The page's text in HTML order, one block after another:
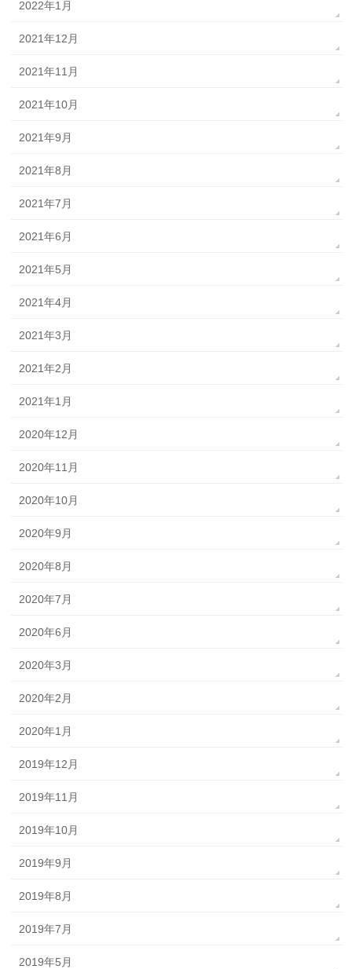
2022年1月
2021年12月
2021年11月
2021年10月
2021年9月
2021年8月
2021年7月
2021年6月
2021年5月
2021年4月
2021年3月
2021年2月
2021年1月
2020年12月
2020年11月
2020年10月
2020年9月
2020年8月
2020年7月
2020年6月
2020年3月
2020年2月
2020年1月
2019年12月
2019年11月
2019年10月
2019年9月
2019年8月
2019年7月
2019年5月